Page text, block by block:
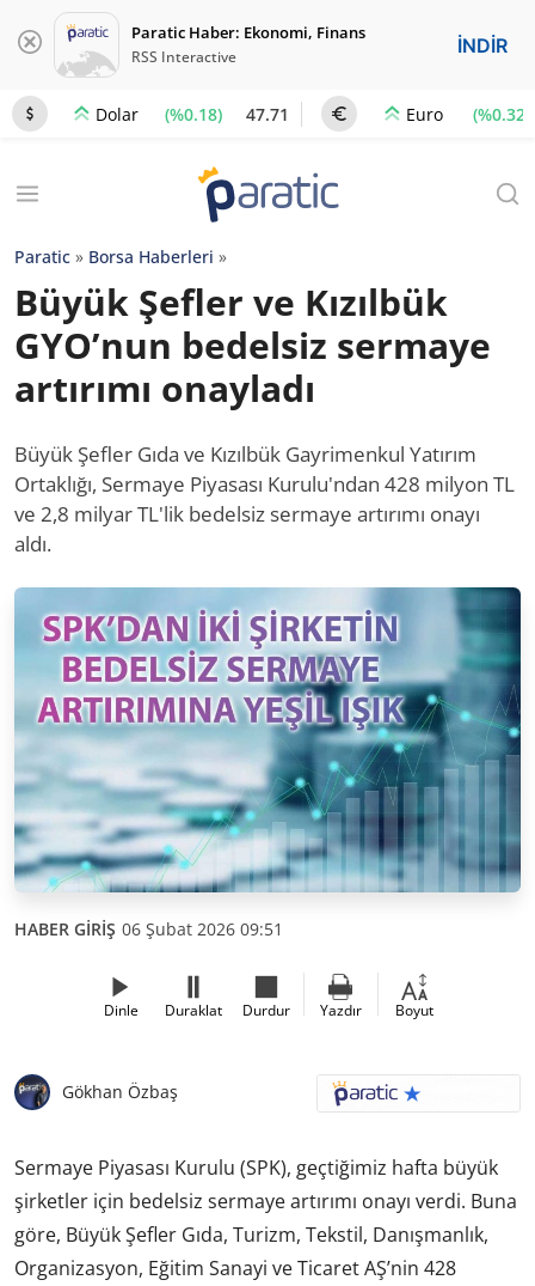
Paratic Haber: Ekonomi, Finans
RSS Interactive İNDİR
Dolar (%0.18) 47.71 Euro (%0.32)
Paratic » Borsa Haberleri »
Büyük Şefler ve Kızılbük
GYO’nun bedelsiz sermaye
artırımı onayladı
Büyük Şefler Gıda ve Kızılbük Gayrimenkul Yatırım
Ortaklığı, Sermaye Piyasası Kurulu'ndan 428 milyon TL
ve 2,8 milyar TL'lik bedelsiz sermaye artırımı onayı
aldı.
HABER GİRİŞ 06 Şubat 2026 09:51
Dinle Duraklat Durdur Yazdır Boyut
Gökhan Özbaş
Sermaye Piyasası Kurulu (SPK), geçtiğimiz hafta büyük
şirketler için bedelsiz sermaye artırımı onayı verdi. Buna
göre, Büyük Şefler Gıda, Turizm, Tekstil, Danışmanlık,
Organizasyon, Eğitim Sanayi ve Ticaret AŞ’nin 428